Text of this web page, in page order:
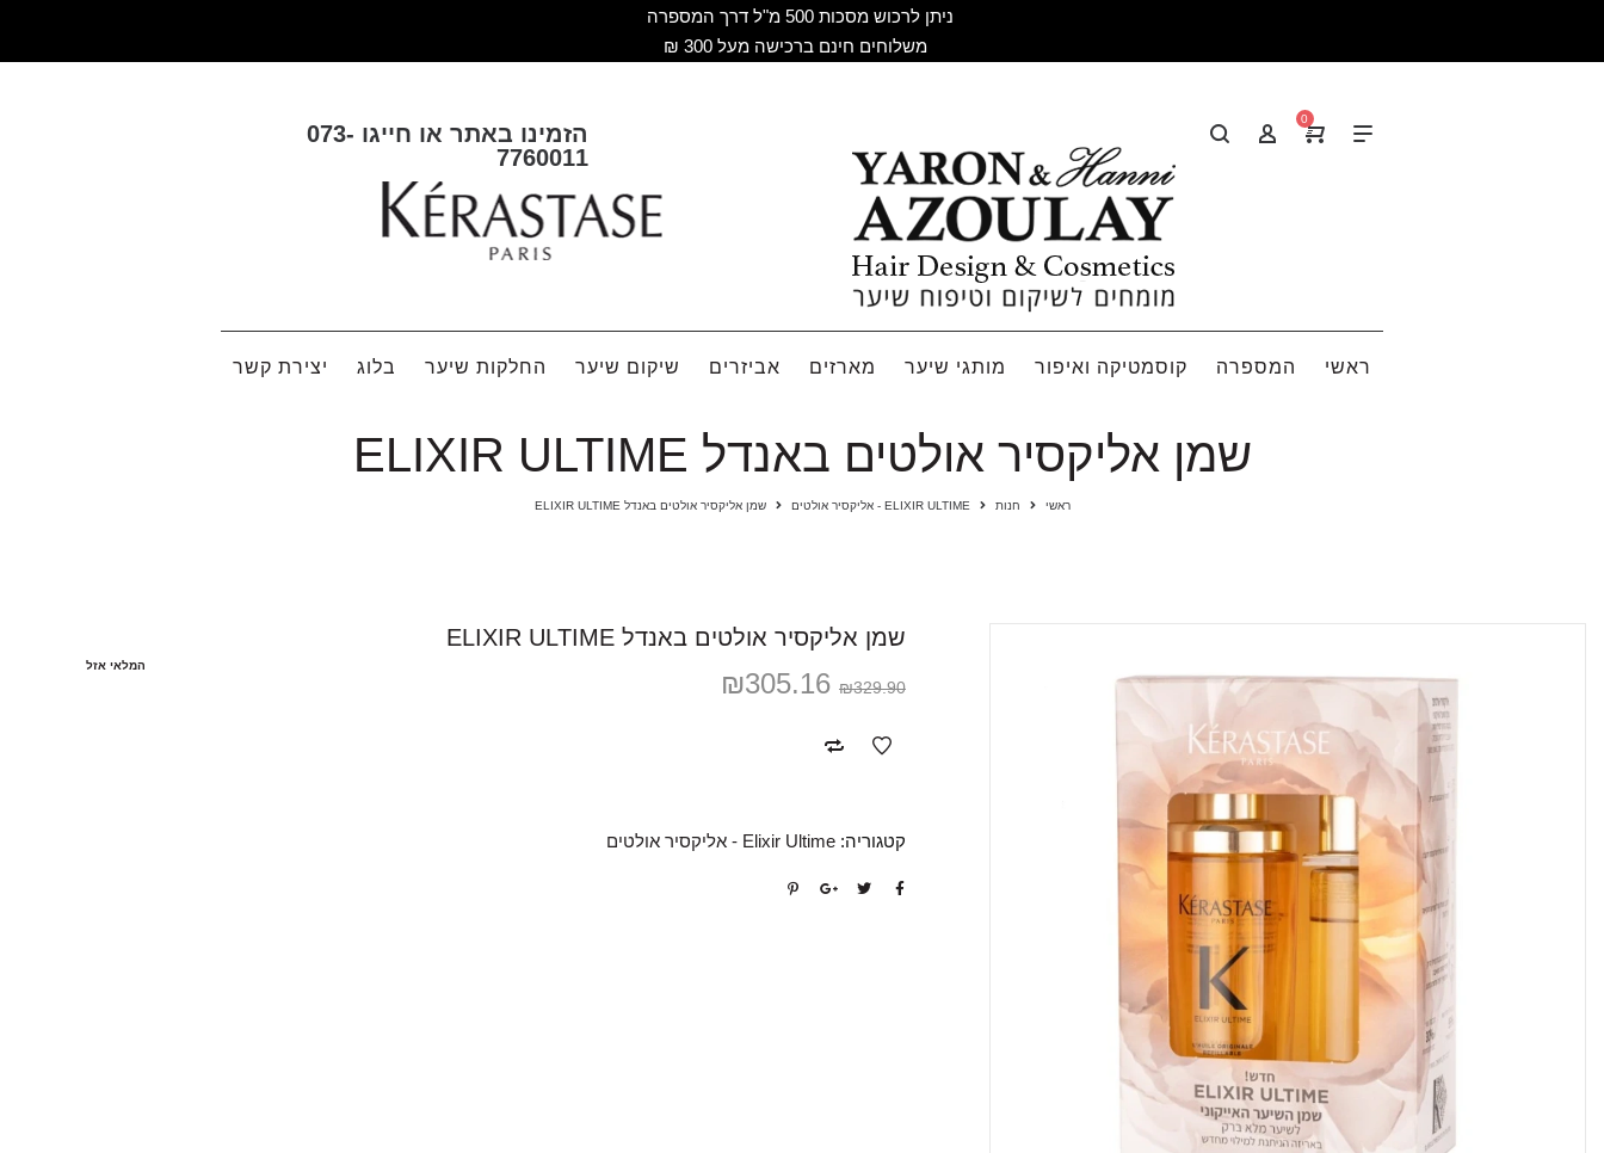
ניתן לרכוש מסכות 500 מ"ל דרך המספרה
משלוחים חינם ברכישה מעל 300 ₪
הזמינו באתר או חייגו 073-
7760011
0
ראשי המספרה קוסמטיקה ואיפור מותגי שיער מארזים אביזרים שיקום שיער החלקות שיער בלוג יצירת קשר
שמן אליקסיר אולטים באנדל ELIXIR ULTIME
ראשי חנות ELIXIR ULTIME - אליקסיר אולטים שמן אליקסיר אולטים באנדל ELIXIR ULTIME
שמן אליקסיר אולטים באנדל ELIXIR ULTIME
המלאי אזל
₪329.90
₪305.16
קטגוריה: Elixir Ultime - אליקסיר אולטים